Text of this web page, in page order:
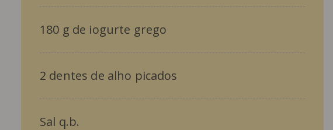
180 g de iogurte grego
2 dentes de alho picados
Sal q.b.